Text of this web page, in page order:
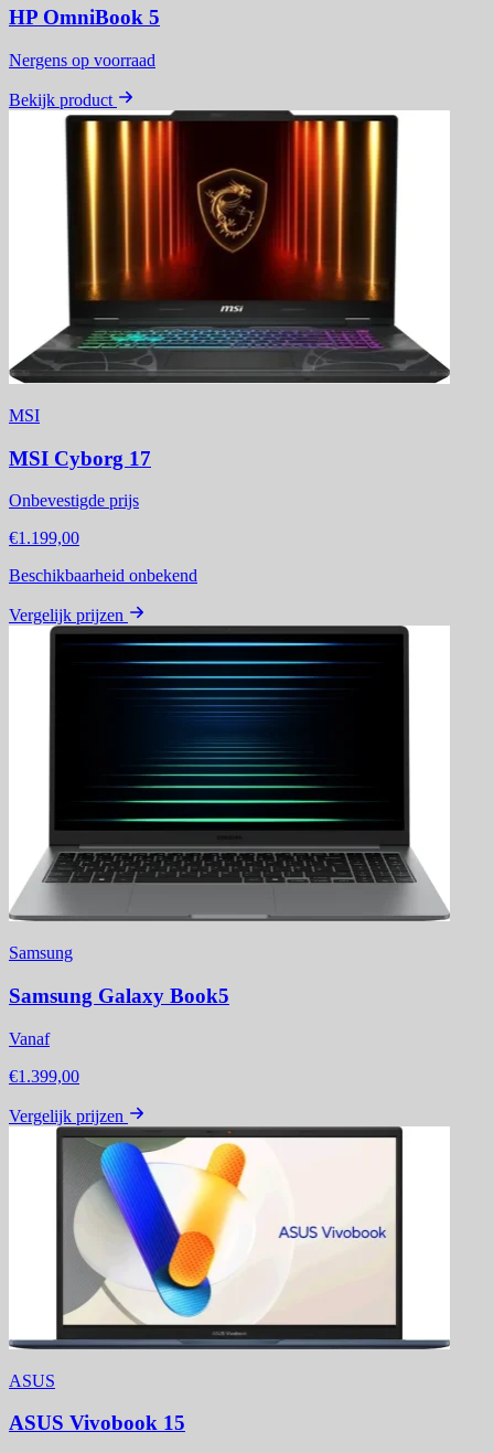
HP OmniBook 5
Nergens op voorraad
Bekijk product
MSI
MSI Cyborg 17
Onbevestigde prijs
€1.199,00
Beschikbaarheid onbekend
Vergelijk prijzen
Samsung
Samsung Galaxy Book5
Vanaf
€1.399,00
Vergelijk prijzen
ASUS
ASUS Vivobook 15